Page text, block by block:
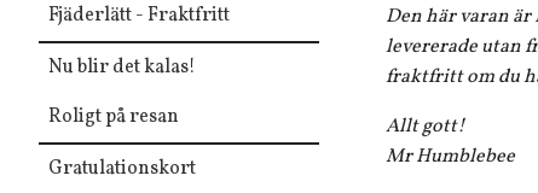
Fjäderlätt - Fraktfritt
Nu blir det kalas!
Roligt på resan
Gratulationskort
Den här varan
levererade utan
fraktfritt om du
Allt gott!
Mr Humblebee